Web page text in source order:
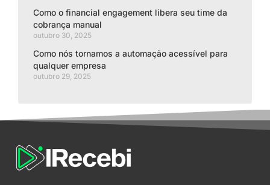
Como o financial engagement libera seu time da
cobrança manual
outubro 30, 2025
Como nós tornamos a automação acessível para
qualquer empresa
outubro 29, 2025